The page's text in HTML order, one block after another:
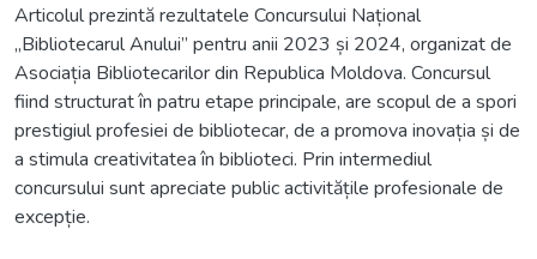
Articolul prezintă rezultatele Concursului Național
„Bibliotecarul Anului” pentru anii 2023 și 2024, organizat de
Asociația Bibliotecarilor din Republica Moldova. Concursul
fiind structurat în patru etape principale, are scopul de a spori
prestigiul profesiei de bibliotecar, de a promova inovația și de
a stimula creativitatea în biblioteci. Prin intermediul
concursului sunt apreciate public activitățile profesionale de
excepție.